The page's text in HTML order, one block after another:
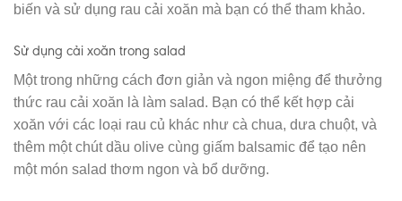
biến và sử dụng rau cải xoăn mà bạn có thể tham khảo.
Sử dụng cải xoăn trong salad
Một trong những cách đơn giản và ngon miệng để thưởng
thức rau cải xoăn là làm salad. Bạn có thể kết hợp cải
xoăn với các loại rau củ khác như cà chua, dưa chuột, và
thêm một chút dầu olive cùng giấm balsamic để tạo nên
một món salad thơm ngon và bổ dưỡng.